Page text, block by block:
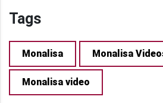
Tags
Monalisa Monalisa
Monalisa video